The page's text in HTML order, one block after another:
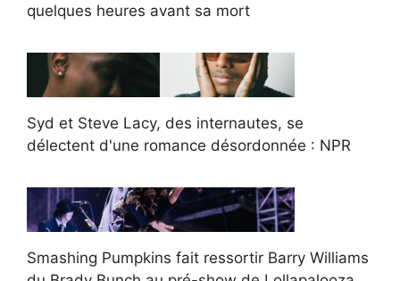
quelques heures avant sa mort
Syd et Steve Lacy, des internautes, se
délectent d'une romance désordonnée : NPR
Smashing Pumpkins fait ressortir Barry Williams